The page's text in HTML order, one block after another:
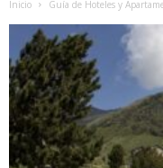
Inicio Guía de Hoteles y